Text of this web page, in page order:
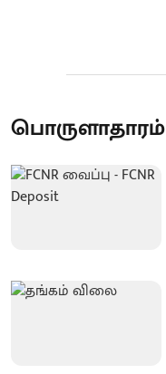
பொருளாதாரம்